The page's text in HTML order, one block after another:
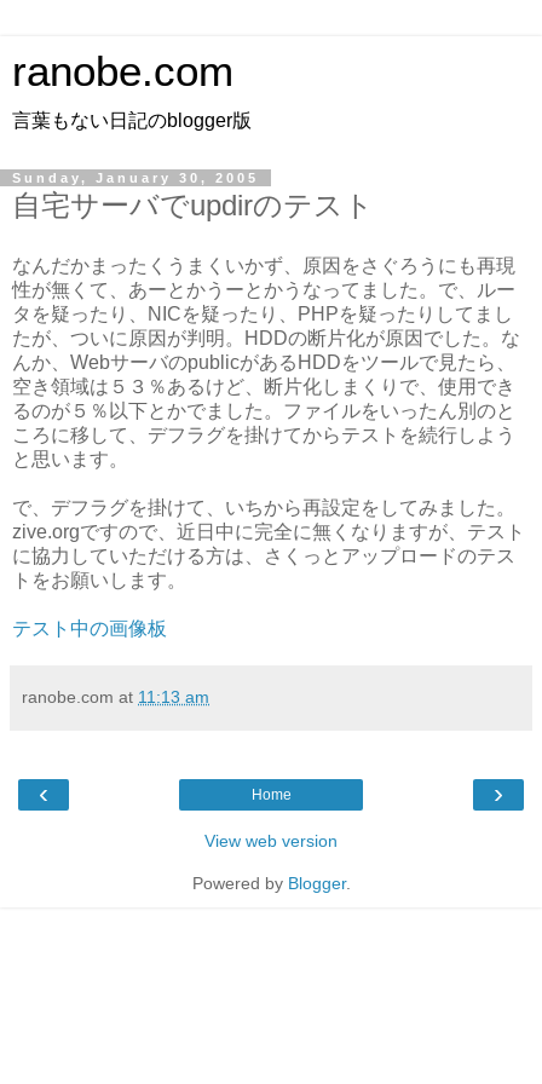
ranobe.com
言葉もない日記のblogger版
Sunday, January 30, 2005
自宅サーバでupdirのテスト
なんだかまったくうまくいかず、原因をさぐろうにも再現
性が無くて、あーとかうーとかうなってました。で、ルー
タを疑ったり、NICを疑ったり、PHPを疑ったりしてまし
たが、ついに原因が判明。HDDの断片化が原因でした。な
んか、WebサーバのpublicがあるHDDをツールで見たら、
空き領域は５３％あるけど、断片化しまくりで、使用でき
るのが５％以下とかでました。ファイルをいったん別のと
ころに移して、デフラグを掛けてからテストを続行しよう
と思います。
で、デフラグを掛けて、いちから再設定をしてみました。
zive.orgですので、近日中に完全に無くなりますが、テスト
に協力していただける方は、さくっとアップロードのテス
トをお願いします。
テスト中の画像板
ranobe.com at 11:13 am
‹ ›
Home
View web version
Powered by Blogger.